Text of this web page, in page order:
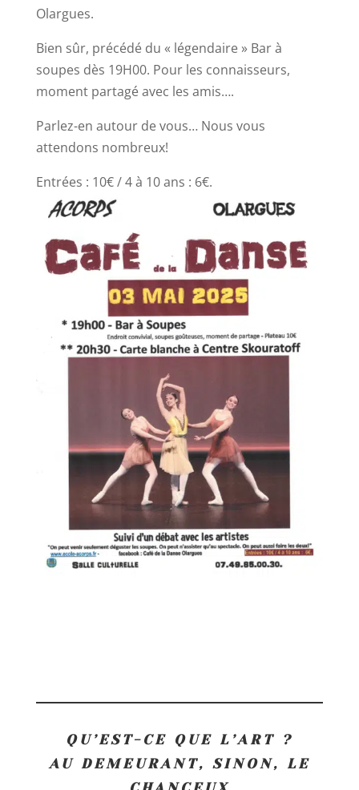
Olargues.
Bien sûr, précédé du « légendaire » Bar à
soupes dès 19H00. Pour les connaisseurs,
moment partagé avec les amis….
Parlez-en autour de vous… Nous vous
attendons nombreux!
Entrées : 10€ / 4 à 10 ans : 6€.
QU’EST-CE QUE L’ART ?
AU DEMEURANT, SINON, LE